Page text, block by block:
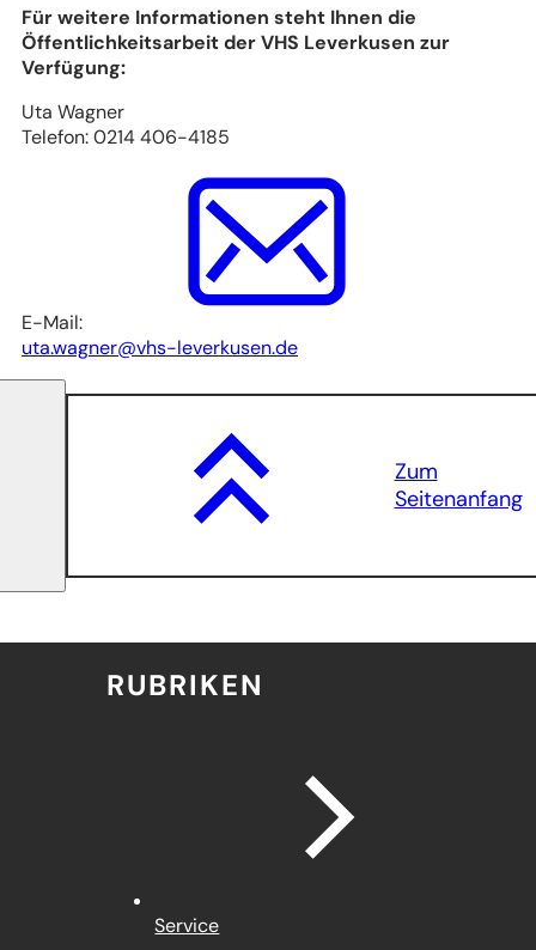
einem
neuen
Tab)
Für weitere Informationen steht Ihnen die
Öffentlichkeitsarbeit der VHS Leverkusen zur
Verfügung:
Uta Wagner
Telefon: 0214 406-4185
E-Mail:
uta.wagner
vhs-leverkusende
Zum
Seitenanfang
RUBRIKEN
Service